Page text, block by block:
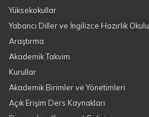
Yüksekokullar
Yabancı Diller ve İngilizce Hazırlık Okulu
Araştırma
Akademik Takvim
Kurullar
Akademik Birimler ve Yönetimleri
Açık Erişim Ders Kaynakları